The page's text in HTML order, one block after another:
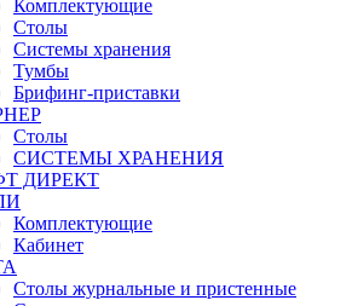
Комплектующие
Столы
Системы хранения
Тумбы
Брифинг-приставки
Столы
СИСТЕМЫ ХРАНЕНИЯ
ДИРЕКТ
Комплектующие
Кабинет
Столы журнальные и пристенные